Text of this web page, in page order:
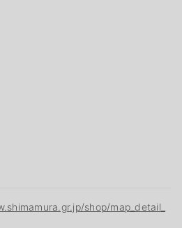
shop/map_detail_